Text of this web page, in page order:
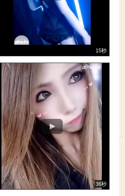
15秒
36秒